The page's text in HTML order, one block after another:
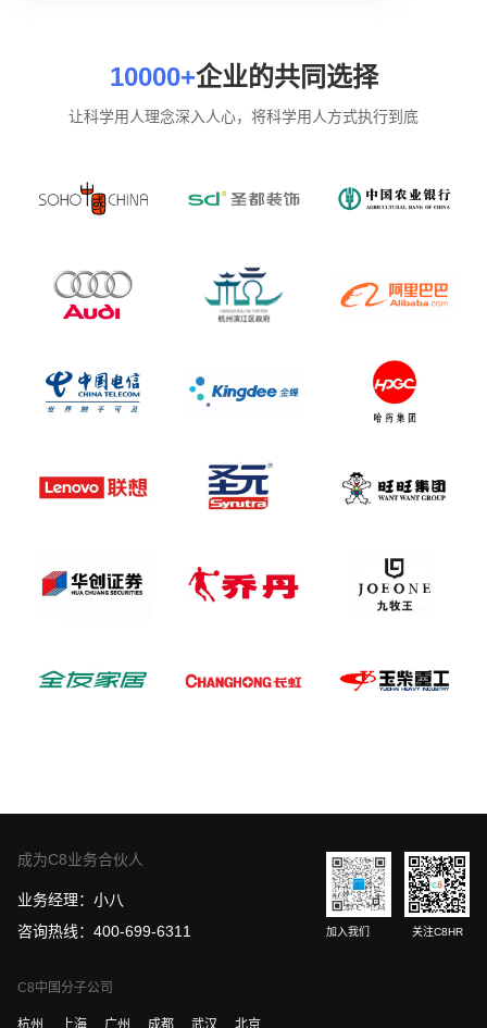
10000+企业的共同选择
让科学用人理念深入人心，将科学用人方式执行到底
成为C8业务合伙人
业务经理：小八
咨询热线：400-699-6311
加入我们 关注C8HR
C8中国分子公司
杭州 上海 广州 成都 武汉 北京